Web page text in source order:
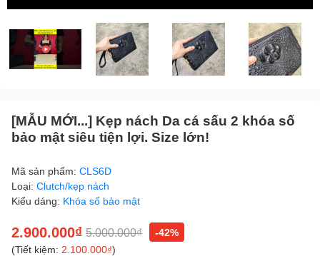
[MẪU MỚI...] Kẹp nách Da cá sấu 2 khóa số
bảo mật siêu tiện lợi. Size lớn!
Mã sản phẩm: CLS6D
Loại: Clutch/kẹp nách
Kiểu dáng: Khóa số bảo mật
2.900.000₫ 5.000.000₫
-42%
(Tiết kiệm: 2.100.000₫)